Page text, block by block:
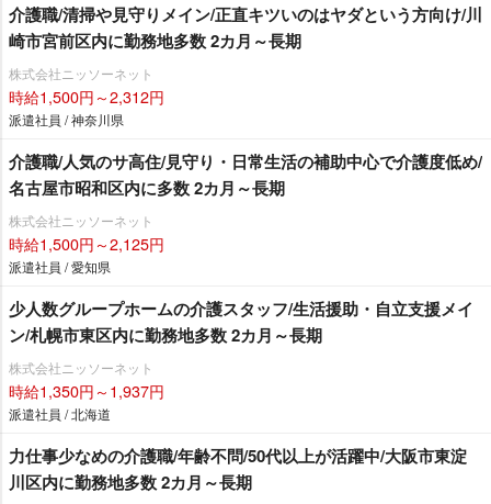
介護職/清掃や見守りメイン/正直キツいのはヤダという方向け/川
崎市宮前区内に勤務地多数 2カ月～長期
株式会社ニッソーネット
時給1,500円～2,312円
派遣社員 / 神奈川県
介護職/人気のサ高住/見守り・日常生活の補助中心で介護度低め/
名古屋市昭和区内に多数 2カ月～長期
株式会社ニッソーネット
時給1,500円～2,125円
派遣社員 / 愛知県
少人数グループホームの介護スタッフ/生活援助・自立支援メイ
ン/札幌市東区内に勤務地多数 2カ月～長期
株式会社ニッソーネット
時給1,350円～1,937円
派遣社員 / 北海道
力仕事少なめの介護職/年齢不問/50代以上が活躍中/大阪市東淀
川区内に勤務地多数 2カ月～長期